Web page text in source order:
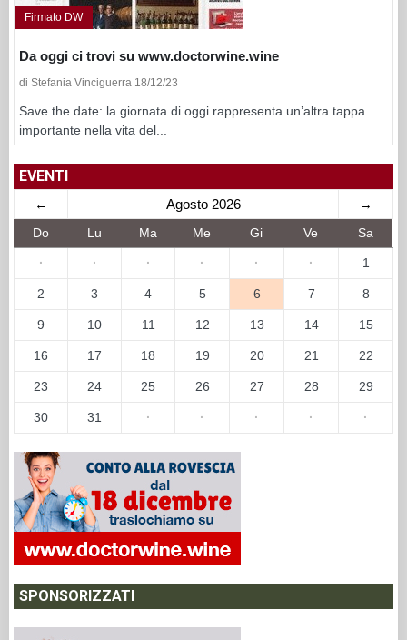
Firmato DW
Da oggi ci trovi su www.doctorwine.wine
di Stefania Vinciguerra 18/12/23
Save the date: la giornata di oggi rappresenta un’altra tappa
importante nella vita del...
EVENTI
← Agosto 2026 →
Do Lu Ma Me Gi Ve Sa
· · · · · · 1
2 3 4 5 6 7 8
9 10 11 12 13 14 15
16 17 18 19 20 21 22
23 24 25 26 27 28 29
30 31 · · · · ·
SPONSORIZZATI